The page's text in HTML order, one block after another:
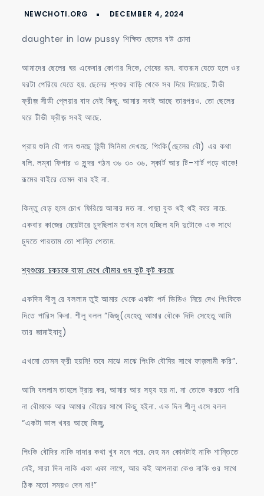
বউ
daughter in law pussy শিক্ষিত ছেলের বউ চোদা
আমাদের ছেলের ঘর একেবার কোণার দিকে, শেষের রূম. বাতরূম যেতে হলে ওর
ঘরটা পেরিয়ে যেতে হয়. ছেলের শ্বশুর বাড়ি থেকে সব দিয়ে দিয়েছে. টীভী
ফ্রীজ় সীডী প্লেয়ার বাদ নেই কিছু. আমার সবই আছে তারপরও. তো ছেলের
ঘরে টীভী ফ্রীজ় সবই আছে.
প্রায় শুনি বৌ গান শুনছে হিন্দী সিনিমা দেখছে. পিংকি(ছেলের বৌ) এর কথা
বলি. লম্বা ফিগার ও সুন্দর গঠন ৩৬ ৩০ ৩৬. স্কার্ট আর টি-শার্ট পড়ে থাকে!
রূমের বাইরে তেমন বার হই না.
কিন্তু বেড় হলে চোখ ফিরিয়ে আনার মত না. পাছা বুক থই থই করে নাচে.
একবার কাজের মেয়েটারে চুদছিলাম তখন মনে হচ্ছিল যদি দুটোকে এক সাথে
চুদতে পারতাম তো শান্তি পেতাম.
শ্বশুরের চকচকে বাড়া দেখে বৌমার গুদ কুট কুট করছে
একদিন শীলু রে বললাম তুই আমার থেকে একটা পর্ন ভিডিও নিয়ে দেখ পিংকিকে
দিতে পারিস কিনা. শীলু বলল “জিজু(যেহেতু আমার বৌকে দিদি সেহেতু আমি
তার জামাইবাবু)
এখনো তেমন ফ্রী হয়নি! তবে মাঝে মাঝে পিংকি বৌদির সাথে ফাজ়লামী করি”.
আমি বললাম তাহলে ট্রায় কর, আমার আর সহ্য হয় না. না তোকে করতে পারি
না বৌমাকে আর আমার বৌয়ের সাথে কিছু হইনা. এক দিন শীলু এসে বলল
“একটা ভাল খবর আছে জিজু,
পিংকি বৌদির নাকি দাদার কথা খুব মনে পরে. দেহ মন কোনটাই নাকি শান্তিতে
নেই, সারা দিন নাকি একা একা লাগে, আর কই আপনারা কেও নাকি ওর সাথে
ঠিক মতো সময়ও দেন না!”